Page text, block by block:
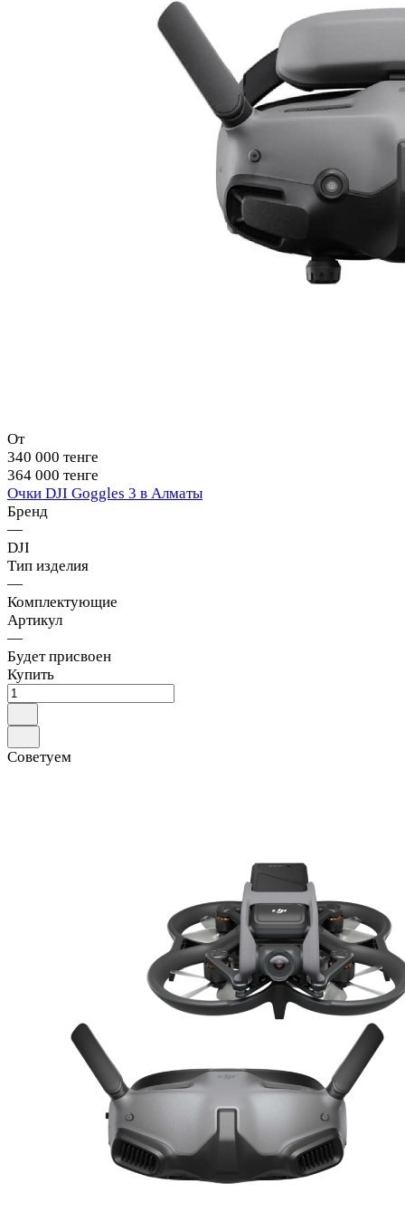
От
340 000 тенге
364 000 тенге
Очки DJI Goggles 3 в Алматы
Бренд
—
DJI
Тип изделия
—
Комплектующие
Артикул
—
Будет присвоен
Купить
Советуем